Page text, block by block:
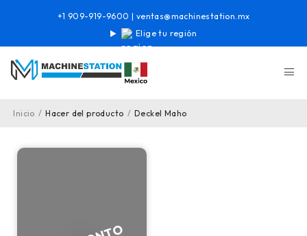
Elige tu región
+1 909-919-9600 | ventas@machinestation.mx
Inicio / Hacer del producto / Deckel Maho